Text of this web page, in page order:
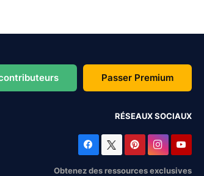
Passer Premium
RÉSEAUX SOCIAUX
Obtenez des ressources exclusives